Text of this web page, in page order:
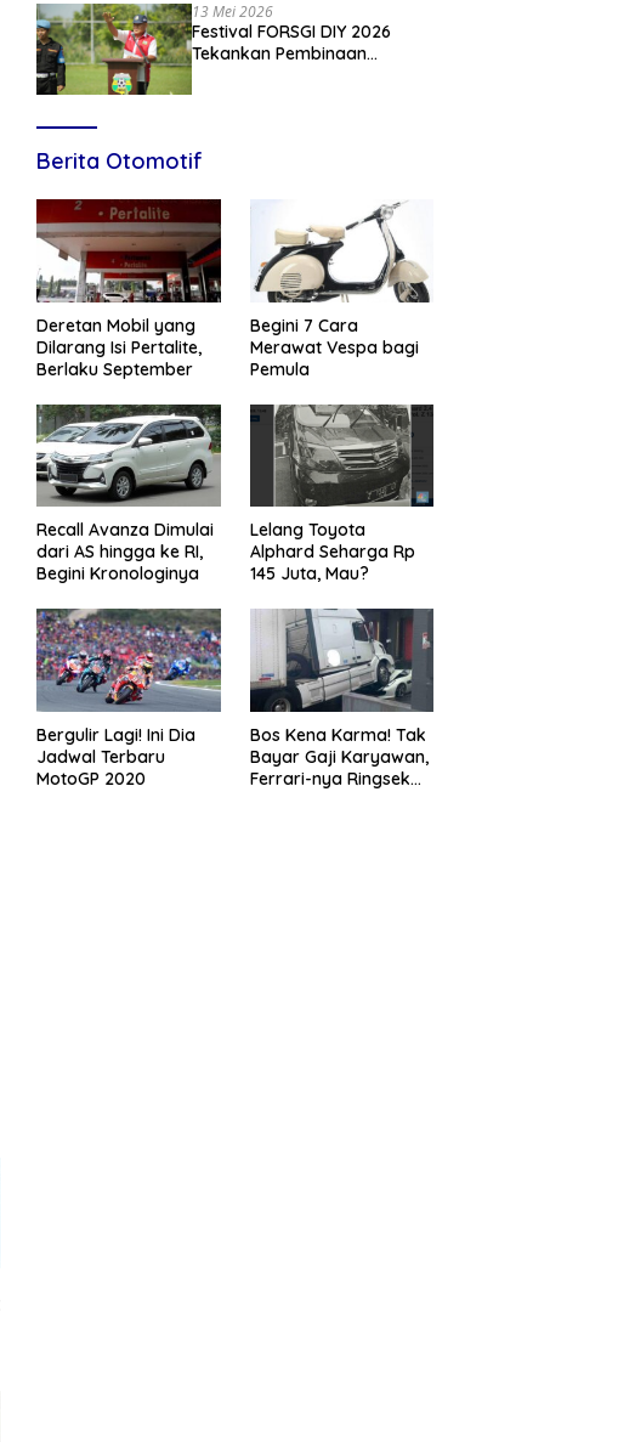
13 Mei 2026
Festival FORSGI DIY 2026
Tekankan Pembinaan
Berita Otomotif
Deretan Mobil yang
Dilarang Isi Pertalite,
Berlaku September
Begini 7 Cara
Merawat Vespa bagi
Pemula
Recall Avanza Dimulai
dari AS hingga ke RI,
Begini Kronologinya
Lelang Toyota
Alphard Seharga Rp
145 Juta, Mau?
Bergulir Lagi! Ini Dia
Jadwal Terbaru
MotoGP 2020
Bos Kena Karma! Tak
Bayar Gaji Karyawan,
Ferrari-nya Ringsek